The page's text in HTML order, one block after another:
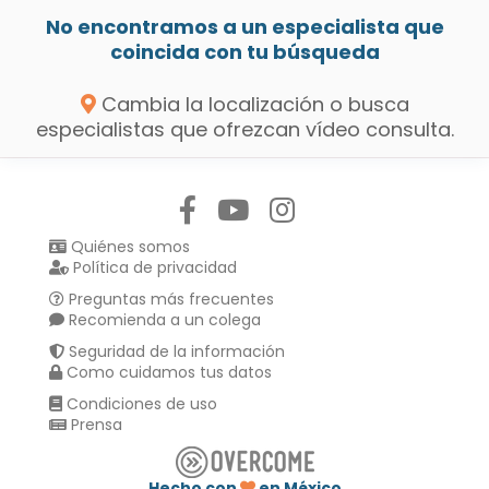
No encontramos a un especialista que
coincida con tu búsqueda
Cambia la localización o busca
especialistas que ofrezcan vídeo consulta.
Quiénes somos
Política de privacidad
Preguntas más frecuentes
Recomienda a un colega
Seguridad de la información
Como cuidamos tus datos
Condiciones de uso
Prensa